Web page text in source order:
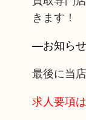
きます！
—お知ら
最後に当
求人要項